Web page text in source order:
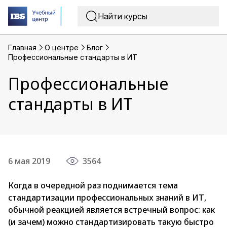
Главная O центре
Блог
Профессиональные стандарты в ИТ
Профессиональные
стандарты в ИТ
6 мая 2019 3564
Когда в очередной раз поднимается тема
стандартизации профессиональных знаний в ИТ,
обычной реакцией является встречный вопрос: как
(и зачем) можно стандартизировать такую быстро